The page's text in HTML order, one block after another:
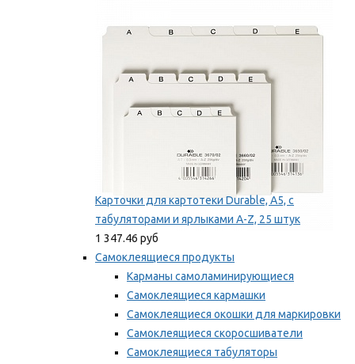
Карточки для картотеки Durable, A5, с
табуляторами и ярлыками A-Z, 25 штук
1 347.46 руб
Самоклеящиеся продукты
Карманы самоламинирующиеся
Самоклеящиеся кармашки
Самоклеящиеся окошки для маркировки
Самоклеящиеся скоросшиватели
Самоклеящиеся табуляторы